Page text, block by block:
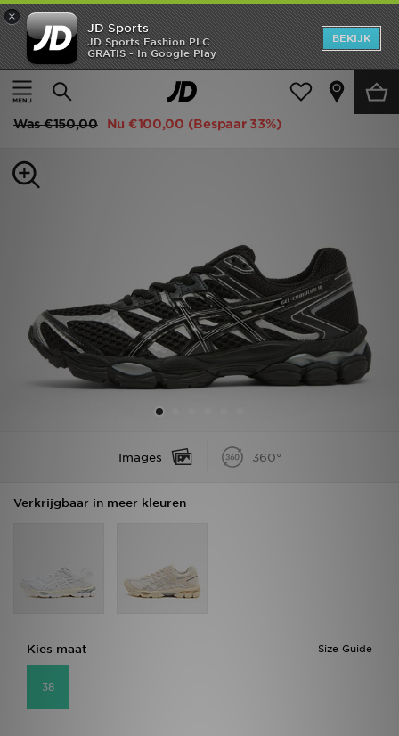
×
JD Sports
JD Sports Fashion PLC
GRATIS - In Google Play
BEKIJK
Thuis
Vrouwen Damesschoenen Sneakers
ASICS GEL-CUMULUS 16 Dames
Was€150,00 Nu €100,00 (Bespaar 33%)
Images 360°
Verkrijgbaar in meer kleuren
Size Guide
Kies maat
38
New In
Heren
Collecties
Sport
OFFERS
Vacatures